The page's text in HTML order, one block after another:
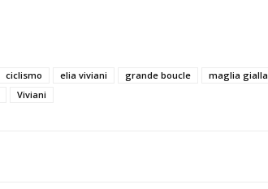
ciclismo elia viviani grande boucle maglia gialla
Viviani